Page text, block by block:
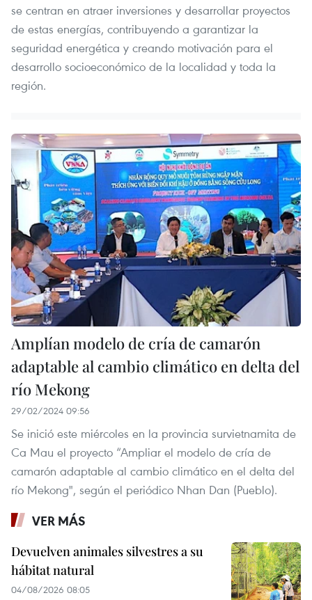
se centran en atraer inversiones y desarrollar proyectos
de estas energías, contribuyendo a garantizar la
seguridad energética y creando motivación para el
desarrollo socioeconómico de la localidad y toda la
región.
Amplían modelo de cría de camarón
adaptable al cambio climático en delta del
río Mekong
29/02/2024 09:56
Se inició este miércoles en la provincia survietnamita de
Ca Mau el proyecto “Ampliar el modelo de cría de
camarón adaptable al cambio climático en el delta del
río Mekong", según el periódico Nhan Dan (Pueblo).
VER MÁS
Devuelven animales silvestres a su
hábitat natural
04/08/2026 08:05